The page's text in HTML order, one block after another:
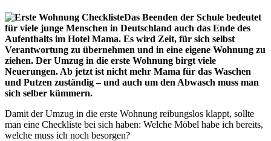
Das Beenden der Schule bedeutet
für viele junge Menschen in Deutschland auch das Ende des
Aufenthalts im Hotel Mama. Es wird Zeit, für sich selbst
Verantwortung zu übernehmen und in eine eigene Wohnung zu
ziehen. Der Umzug in die erste Wohnung birgt viele
Neuerungen. Ab jetzt ist nicht mehr Mama für das Waschen
und Putzen zuständig – und auch um den Abwasch muss man
sich selber kümmern.
Damit der Umzug in die erste Wohnung reibungslos klappt, sollte
man eine Checkliste bei sich haben: Welche Möbel habe ich bereits,
welche muss ich noch besorgen?